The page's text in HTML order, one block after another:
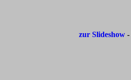
zur Slideshow-